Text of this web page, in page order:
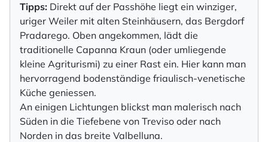
Tipps: Direkt auf der Passhöhe liegt ein winziger,
uriger Weiler mit alten Steinhäusern, das Bergdorf
Pradarego. Oben angekommen, lädt die
traditionelle Capanna Kraun (oder umliegende
kleine Agriturismi) zu einer Rast ein. Hier kann man
hervorragend bodenständige friaulisch-venetische
Küche geniessen.
An einigen Lichtungen blickst man malerisch nach
Süden in die Tiefebene von Treviso oder nach
Norden in das breite Valbelluna.